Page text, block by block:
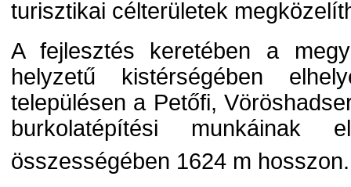
turisztikai célterületek
A fejlesztés keretében a
helyzetű kistérségében
településen a Petőfi,
burkolatépítési munkáinak
összességében 1624 m hosszon.